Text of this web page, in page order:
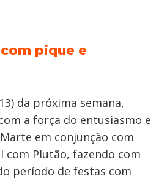
pique e
da próxima semana,
a força do entusiasmo e
em conjunção com
com Plutão, fazendo com
período de festas com